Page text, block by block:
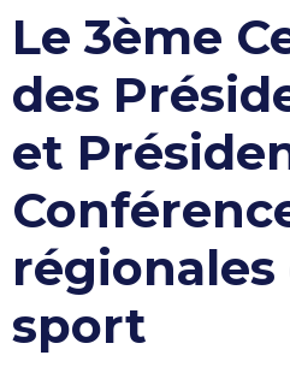
Le 3ème
des
et
régionales
sport